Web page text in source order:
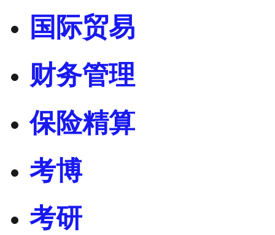
国际贸易
财务管理
保险精算
考博
考研